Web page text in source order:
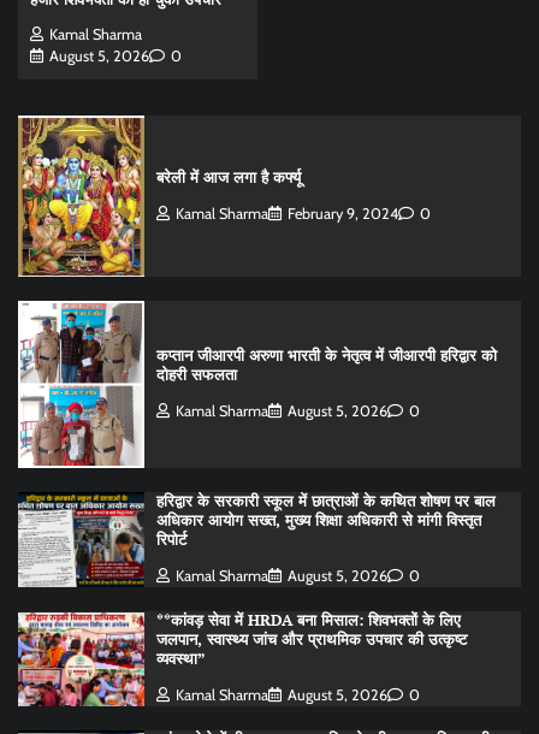
Kamal Sharma
August 5, 2026
0
बरेली में आज लगा है कर्फ्यू
Kamal Sharma February 9, 2024 0
कप्तान जीआरपी अरुणा भारती के नेतृत्व में जीआरपी हरिद्वार को
दोहरी सफलता
Kamal Sharma August 5, 2026 0
हरिद्वार के सरकारी स्कूल में छात्राओं के कथित शोषण पर बाल
अधिकार आयोग सख्त, मुख्य शिक्षा अधिकारी से मांगी विस्तृत
रिपोर्ट
Kamal Sharma August 5, 2026 0
**कांवड़ सेवा में HRDA बना मिसाल: शिवभक्तों के लिए
जलपान, स्वास्थ्य जांच और प्राथमिक उपचार की उत्कृष्ट
व्यवस्था”
Kamal Sharma August 5, 2026 0